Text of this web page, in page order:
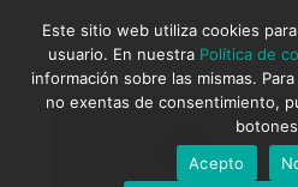
Este sitio web utiliza cookies
usuario. En nuestra Política de
información sobre las mismas.
no exentas de consentimiento,
Acepto